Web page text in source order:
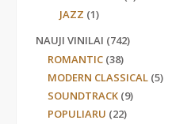
JAZZ (1)
NAUJI VINILAI (742)
ROMANTIC (38)
MODERN CLASSICAL (5)
SOUNDTRACK (9)
POPULIARU (22)